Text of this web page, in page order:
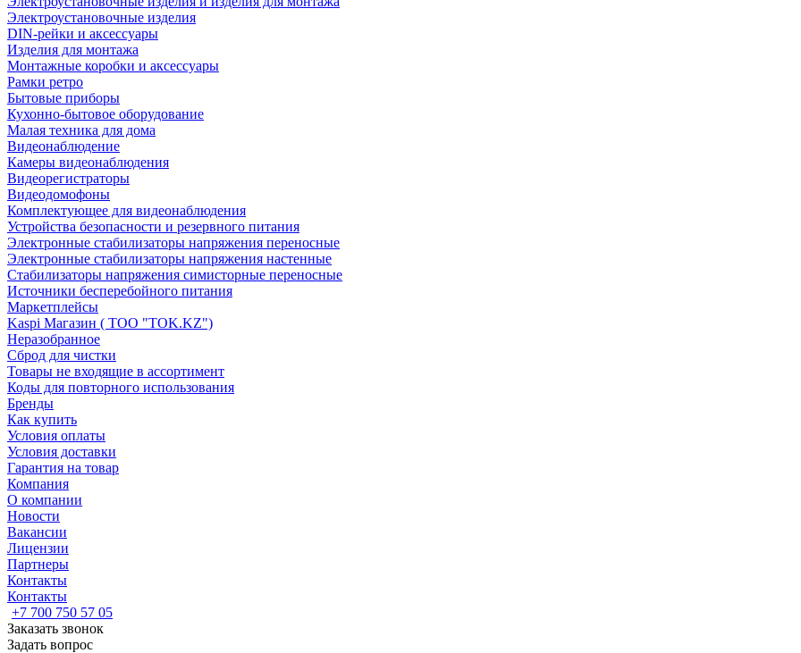
Электроустановочные изделия
DIN-рейки и аксессуары
Изделия для монтажа
Монтажные коробки и аксессуары
Рамки ретро
Бытовые приборы
Кухонно-бытовое оборудование
Малая техника для дома
Видеонаблюдение
Камеры видеонаблюдения
Видеорегистраторы
Видеодомофоны
Комплектующее для видеонаблюдения
Устройства безопасности и резервного питания
Электронные стабилизаторы напряжения переносные
Электронные стабилизаторы напряжения настенные
Стабилизаторы напряжения симисторные переносные
Источники бесперебойного питания
Маркетплейсы
Kaspi Магазин ( ТОО "TOK.KZ")
Неразобранное
Сброд для чистки
Товары не входящие в ассортимент
Коды для повторного использования
Бренды
Как купить
Условия оплаты
Условия доставки
Гарантия на товар
Компания
О компании
Новости
Вакансии
Лицензии
Партнеры
Контакты
Контакты
+7 700 750 57 05
Заказать звонок
Задать вопрос